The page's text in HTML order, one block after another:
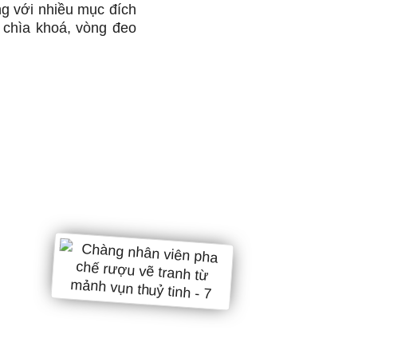
với nhiều mục đích
khoá, vòng đeo